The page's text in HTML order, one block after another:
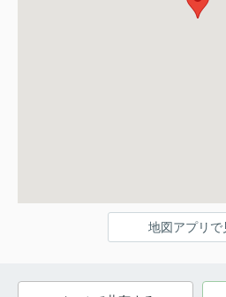
地図アプリで